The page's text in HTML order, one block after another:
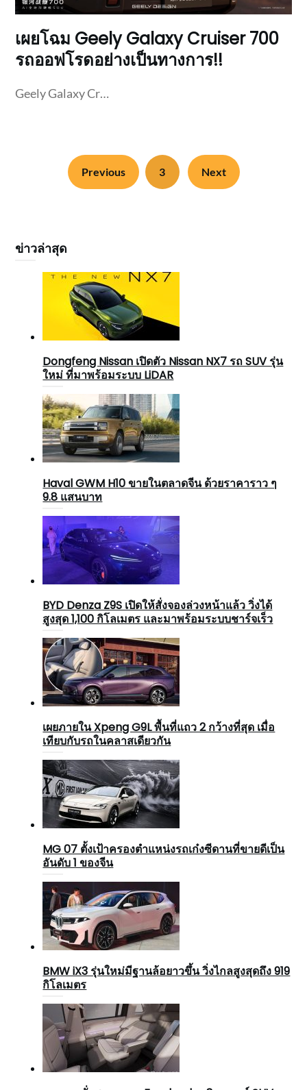
เผยโฉม Geely Galaxy Cruiser 700
รถออฟโรดอย่างเป็นทางการ!!
Geely Galaxy Cr…
Previous 3 Next
ข่าวล่าสุด
Dongfeng Nissan เปิดตัว Nissan NX7 รถ SUV รุ่น
ใหม่ ที่มาพร้อมระบบ LiDAR
Haval GWM H10 ขายในตลาดจีน ด้วยราคาราว ๆ
9.8 แสนบาท
BYD Denza Z9S เปิดให้สั่งจองล่วงหน้าแล้ว วิ่งได้
สูงสุด 1,100 กิโลเมตร และมาพร้อมระบบชาร์จเร็ว
เผยภายใน Xpeng G9L พื้นที่แถว 2 กว้างที่สุด เมื่อ
เทียบกับรถในคลาสเดียวกัน
MG 07 ตั้งเป้าครองตำแหน่งรถเก๋งซีดานที่ขายดีเป็น
อันดับ 1 ของจีน
BMW iX3 รุ่นใหม่มีฐานล้อยาวขึ้น วิ่งไกลสูงสุดถึง 919
กิโลเมตร